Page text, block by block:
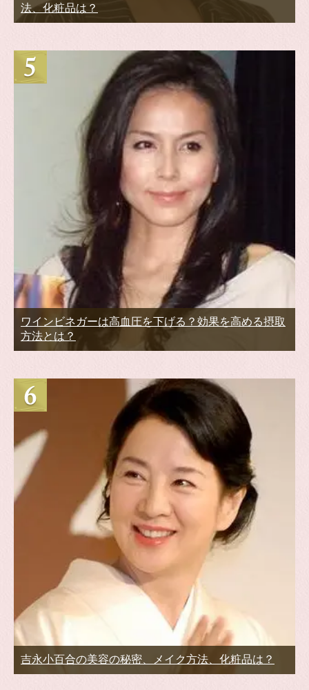
法、化粧品は？
ワインビネガーは高血圧を下げる？効果を高める摂取
方法とは？
吉永小百合の美容の秘密、メイク方法、化粧品は？